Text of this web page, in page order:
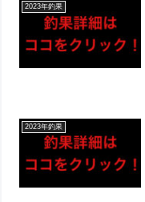
2023年釣果
2023年釣果